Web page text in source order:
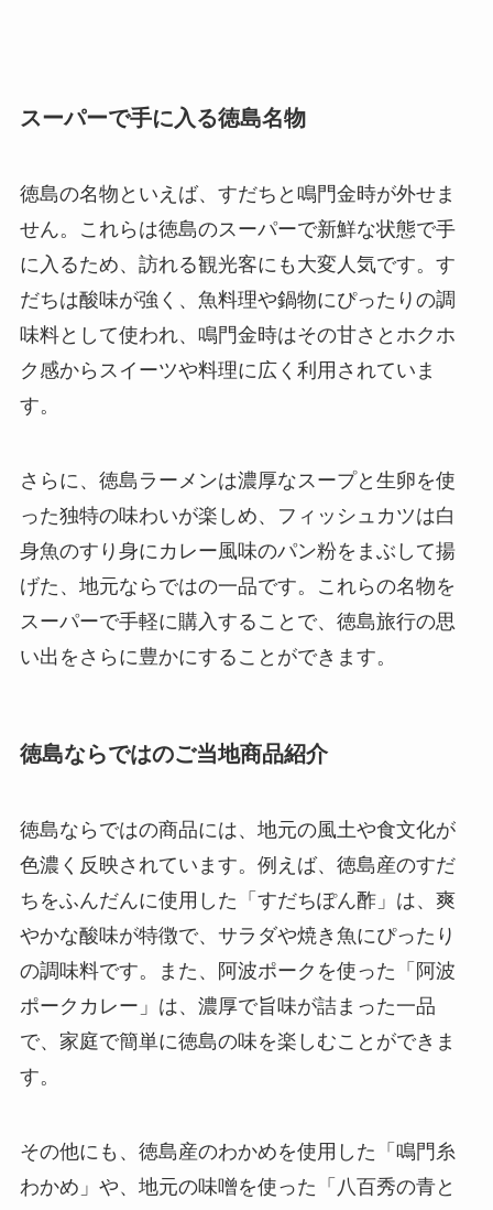
スーパーで手に入る徳島名物
徳島の名物といえば、すだちと鳴門金時が外せま
せん。これらは徳島のスーパーで新鮮な状態で手
に入るため、訪れる観光客にも大変人気です。す
だちは酸味が強く、魚料理や鍋物にぴったりの調
味料として使われ、鳴門金時はその甘さとホクホ
ク感からスイーツや料理に広く利用されていま
す。
さらに、徳島ラーメンは濃厚なスープと生卵を使
った独特の味わいが楽しめ、フィッシュカツは白
身魚のすり身にカレー風味のパン粉をまぶして揚
げた、地元ならではの一品です。これらの名物を
スーパーで手軽に購入することで、徳島旅行の思
い出をさらに豊かにすることができます。
徳島ならではのご当地商品紹介
徳島ならではの商品には、地元の風土や食文化が
色濃く反映されています。例えば、徳島産のすだ
ちをふんだんに使用した「すだちぽん酢」は、爽
やかな酸味が特徴で、サラダや焼き魚にぴったり
の調味料です。また、阿波ポークを使った「阿波
ポークカレー」は、濃厚で旨味が詰まった一品
で、家庭で簡単に徳島の味を楽しむことができま
す。
その他にも、徳島産のわかめを使用した「鳴門糸
わかめ」や、地元の味噌を使った「八百秀の青と